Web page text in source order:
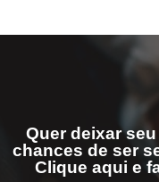
Quer deixar
chances de ser
Clique aqui e